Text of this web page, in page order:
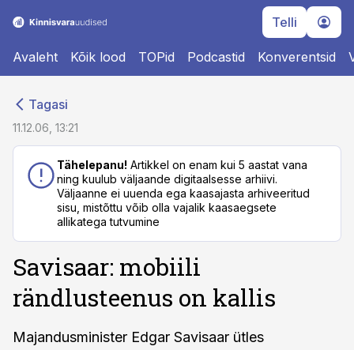
Telli
Avaleht Kõik lood TOPid Podcastid Konverentsid
Tagasi
11.12.06, 13:21
Tähelepanu! Artikkel on enam kui 5 aastat vana
ning kuulub väljaande digitaalsesse arhiivi.
Väljaanne ei uuenda ega kaasajasta arhiveeritud
sisu, mistõttu võib olla vajalik kaasaegsete
allikatega tutvumine
Savisaar: mobiili
rändlusteenus on kallis
Majandusminister Edgar Savisaar ütles